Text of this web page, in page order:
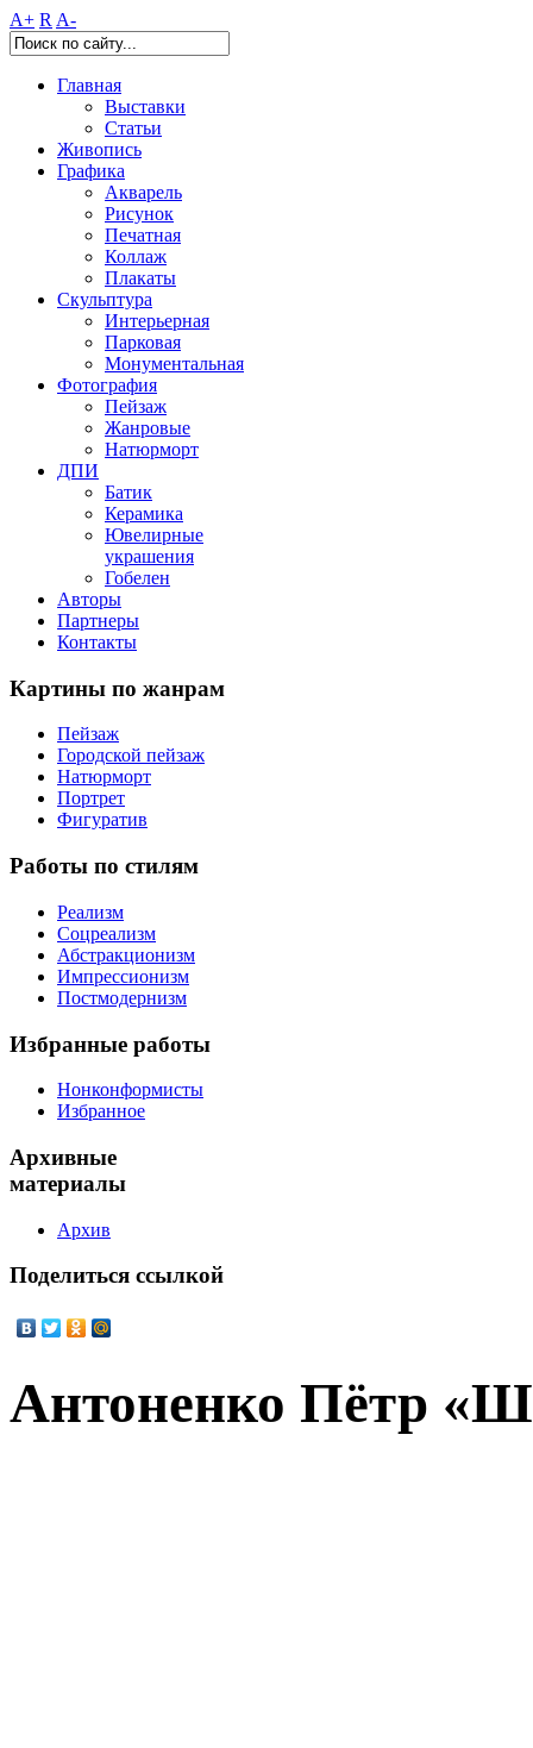
A+ R A-
Главная
Выставки
Статьи
Живопись
Графика
Акварель
Рисунок
Печатная
Коллаж
Плакаты
Скульптура
Интерьерная
Парковая
Монументальная
Фотография
Пейзаж
Жанровые
Натюрморт
ДПИ
Батик
Керамика
Ювелирные
украшения
Гобелен
Авторы
Партнеры
Контакты
Картины по жанрам
Пейзаж
Городской пейзаж
Натюрморт
Портрет
Фигуратив
Работы по стилям
Реализм
Соцреализм
Абстракционизм
Импрессионизм
Постмодернизм
Избранные работы
Нонконформисты
Избранное
Архивные
материалы
Архив
Поделиться ссылкой
Антоненко Пётр